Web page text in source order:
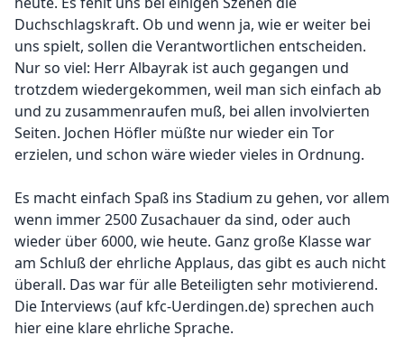
Duchschlagskraft. Ob und wenn ja, wie er weiter bei
uns spielt, sollen die Verantwortlichen entscheiden.
Nur so viel: Herr Albayrak ist auch gegangen und
trotzdem wiedergekommen, weil man sich einfach ab
und zu zusammenraufen muß, bei allen involvierten
Seiten. Jochen Höfler müßte nur wieder ein Tor
erzielen, und schon wäre wieder vieles in Ordnung.
Es macht einfach Spaß ins Stadium zu gehen, vor allem
wenn immer 2500 Zusachauer da sind, oder auch
wieder über 6000, wie heute. Ganz große Klasse war
am Schluß der ehrliche Applaus, das gibt es auch nicht
überall. Das war für alle Beteiligten sehr motivierend.
Die Interviews (auf kfc-Uerdingen.de) sprechen auch
hier eine klare ehrliche Sprache.